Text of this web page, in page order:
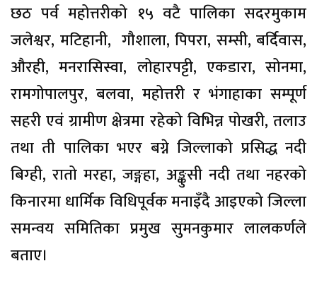
छठ पर्व महोत्तरीको १५ वटै पालिका सदरमुकाम
जलेश्वर, मटिहानी, गौशाला, पिपरा, सम्सी, बर्दिवास,
औरही, मनरासिस्वा, लोहारपट्टी, एकडारा, सोनमा,
रामगोपालपुर, बलवा, महोत्तरी र भंगाहाका सम्पूर्ण
सहरी एवं ग्रामीण क्षेत्रमा रहेको विभिन्न पोखरी, तलाउ
तथा ती पालिका भएर बग्ने जिल्लाको प्रसिद्ध नदी
बिग्ही, रातो मरहा, जङ्गहा, अङ्कुसी नदी तथा नहरको
किनारमा धार्मिक विधिपूर्वक मनाइँदै आइएको जिल्ला
समन्वय समितिका प्रमुख सुमनकुमार लालकर्णले
बताए।